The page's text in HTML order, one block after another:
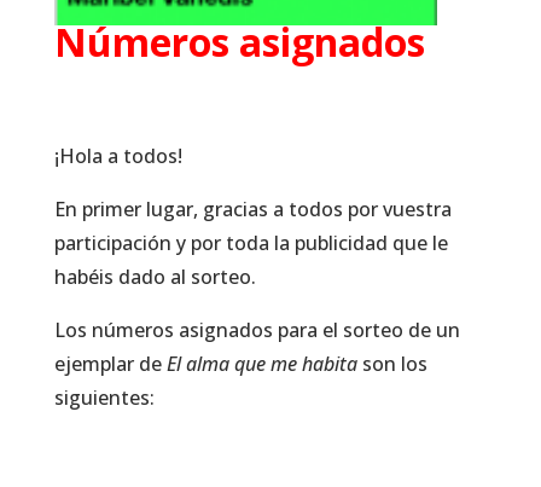
Números asignados
¡Hola a todos!
En primer lugar, gracias a todos por vuestra
participación y por toda la publicidad que le
habéis dado al sorteo.
Los números asignados para el sorteo de un
ejemplar deEl alma que me habitason los
siguientes: